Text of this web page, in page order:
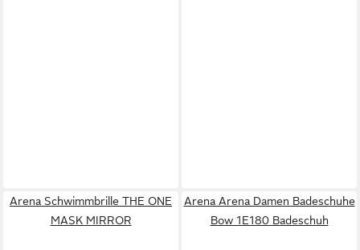
Arena Schwimmbrille THE ONE
MASK MIRROR
Arena Arena Damen Badeschuhe
Bow 1E180 Badeschuh